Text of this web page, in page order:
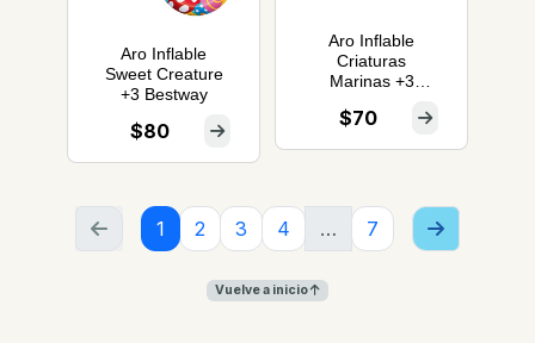
Aro Inflable
Sweet Creature
+3 Bestway
$80
Aro Inflable
Criaturas
Marinas +3
$70
1 2 3 4 … 7
Vuelve a inicio